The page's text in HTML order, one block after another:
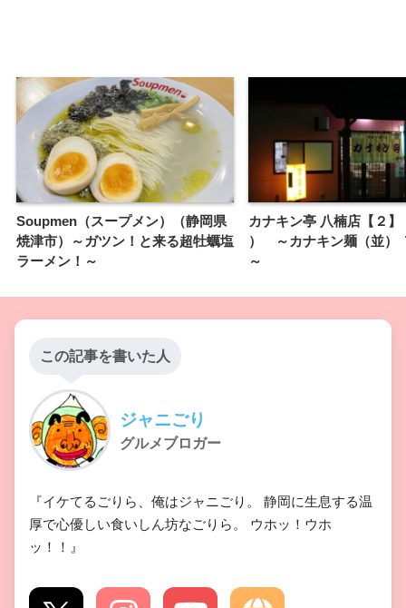
Soupmen（スープメン）（静岡県
焼津市）～ガツン！と来る超牡蠣塩
ラーメン！～
カナキン亭 八楠店【２】
） ～カナキン麺（並）
～
この記事を書いた人
ジャニごり
グルメブロガー
『イケてるごりら、俺はジャニごり。 静岡に生息する温
厚で心優しい食いしん坊なごりら。 ウホッ！ウホ
ッ！！』